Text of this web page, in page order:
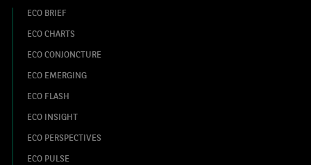
ECO BRIEF
ECO CHARTS
ECO CONJONCTURE
ECO EMERGING
ECO FLASH
ECO INSIGHT
ECO PERSPECTIVES
ECO PULSE